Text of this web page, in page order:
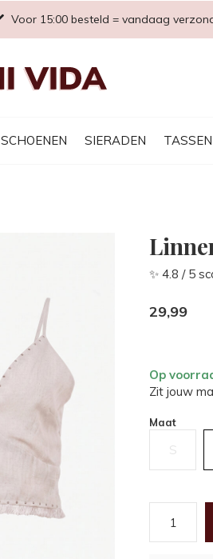
SCHOENEN SIERADEN TASSEN
Voor 15:00 besteld = vandaag
✨ 4.8 / 5
29,99
Op
Zit jouw
Maat
S